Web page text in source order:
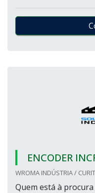
ENCODER
WROMA INDÚSTRIA /
Quem está à